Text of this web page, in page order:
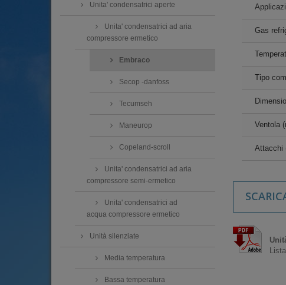
Unita' condensatrici aperte
Unita' condensatrici ad aria
compressore ermetico
Embraco
Secop -danfoss
Tecumseh
Maneurop
Copeland-scroll
Unita' condensatrici ad aria
compressore semi-ermetico
Unita' condensatrici ad
acqua compressore ermetico
Unità silenziate
Media temperatura
Bassa temperatura
Gas
Tipo
Ventola
Attacchi
Lista